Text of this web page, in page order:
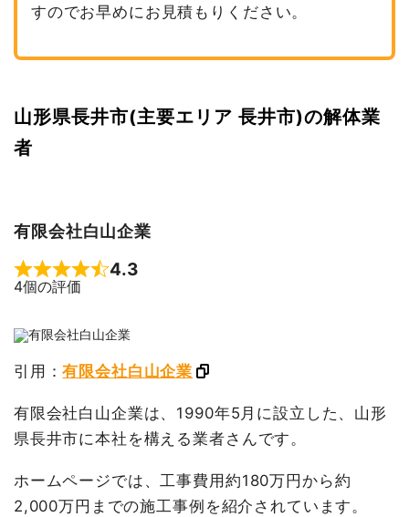
すのでお早めにお見積もりください。
山形県長井市(主要エリア 長井市)の解体業
者
有限会社白山企業
Rated 4.3 out of 5
4.3
4個の評価
引用：有限会社白山企業
有限会社白山企業は、1990年5月に設立した、山形
県長井市に本社を構える業者さんです。
ホームページでは、工事費用約180万円から約
2,000万円までの施工事例を紹介されています。